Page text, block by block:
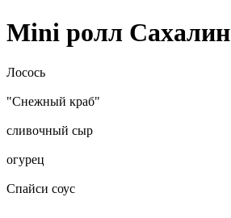
Mini pолл Сахалин
Лосось
"Снежный краб"
сливочный сыр
огурец
Спайси соус